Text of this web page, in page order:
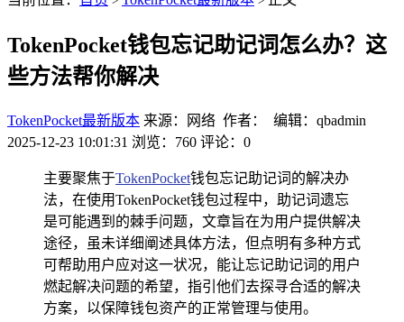
TokenPocket钱包忘记助记词怎么办？这
些方法帮你解决
TokenPocket最新版本 来源：网络 作者： 编辑：qbadmin
2025-12-23 10:01:31 浏览：760 评论：0
主要聚焦于TokenPocket钱包忘记助记词的解决办
法，在使用TokenPocket钱包过程中，助记词遗忘
是可能遇到的棘手问题，文章旨在为用户提供解决
途径，虽未详细阐述具体方法，但点明有多种方式
可帮助用户应对这一状况，能让忘记助记词的用户
燃起解决问题的希望，指引他们去探寻合适的解决
方案，以保障钱包资产的正常管理与使用。